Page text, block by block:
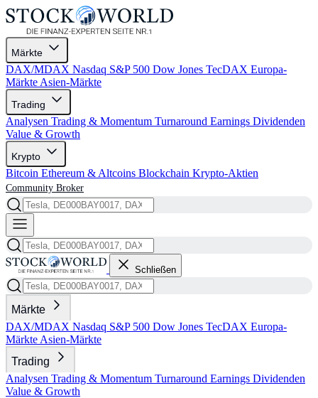
Märkte
DAX/MDAX Nasdaq S&P 500 Dow Jones TecDAX Europa-
Märkte Asien-Märkte
Trading
Analysen Trading & Momentum Turnaround Earnings Dividenden
Value & Growth
Krypto
Bitcoin Ethereum & Altcoins Blockchain Krypto-Aktien
Community Broker
Schließen
Märkte
DAX/MDAX Nasdaq S&P 500 Dow Jones TecDAX Europa-
Märkte Asien-Märkte
Trading
Analysen Trading & Momentum Turnaround Earnings Dividenden
Value & Growth